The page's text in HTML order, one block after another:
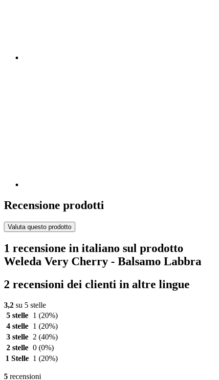
Recensione prodotti
Valuta questo prodotto
1 recensione in italiano sul prodotto
Weleda Very Cherry - Balsamo Labbra
2 recensioni dei clienti in altre lingue
3,2 su 5 stelle
5 stelle
1 (20%)
4 stelle
1 (20%)
3 stelle
2 (40%)
2 stelle 0 (0%)
1 Stelle 1 (20%)
5 recensioni